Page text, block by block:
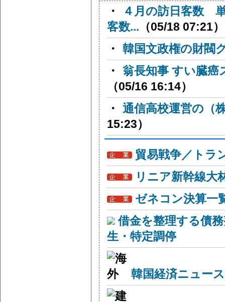
・
４月の訪日客数
客数... （05/18 07:21）
・ 韓国文政権の財閥
・ 翁長知事 すい臓
（05/16 16:14）
・ 通信高校運営の（
15:23）
貿易戦争／トラ
リニア新幹線大
ゼネコン決算一
借金を整理する債
生・特定調停
韓国経済ニュー